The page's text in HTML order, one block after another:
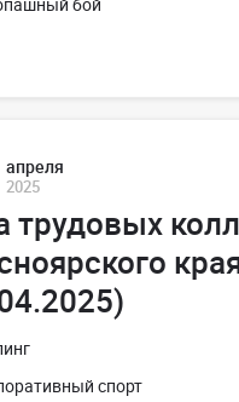
апреля
2025
трудовых
спорт